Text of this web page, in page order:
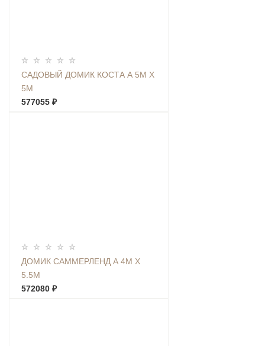
САДОВЫЙ ДОМИК КОСТА А 5М Х
5М
577055 ₽
ДОМИК САММЕРЛЕНД А 4М Х
5.5М
572080 ₽